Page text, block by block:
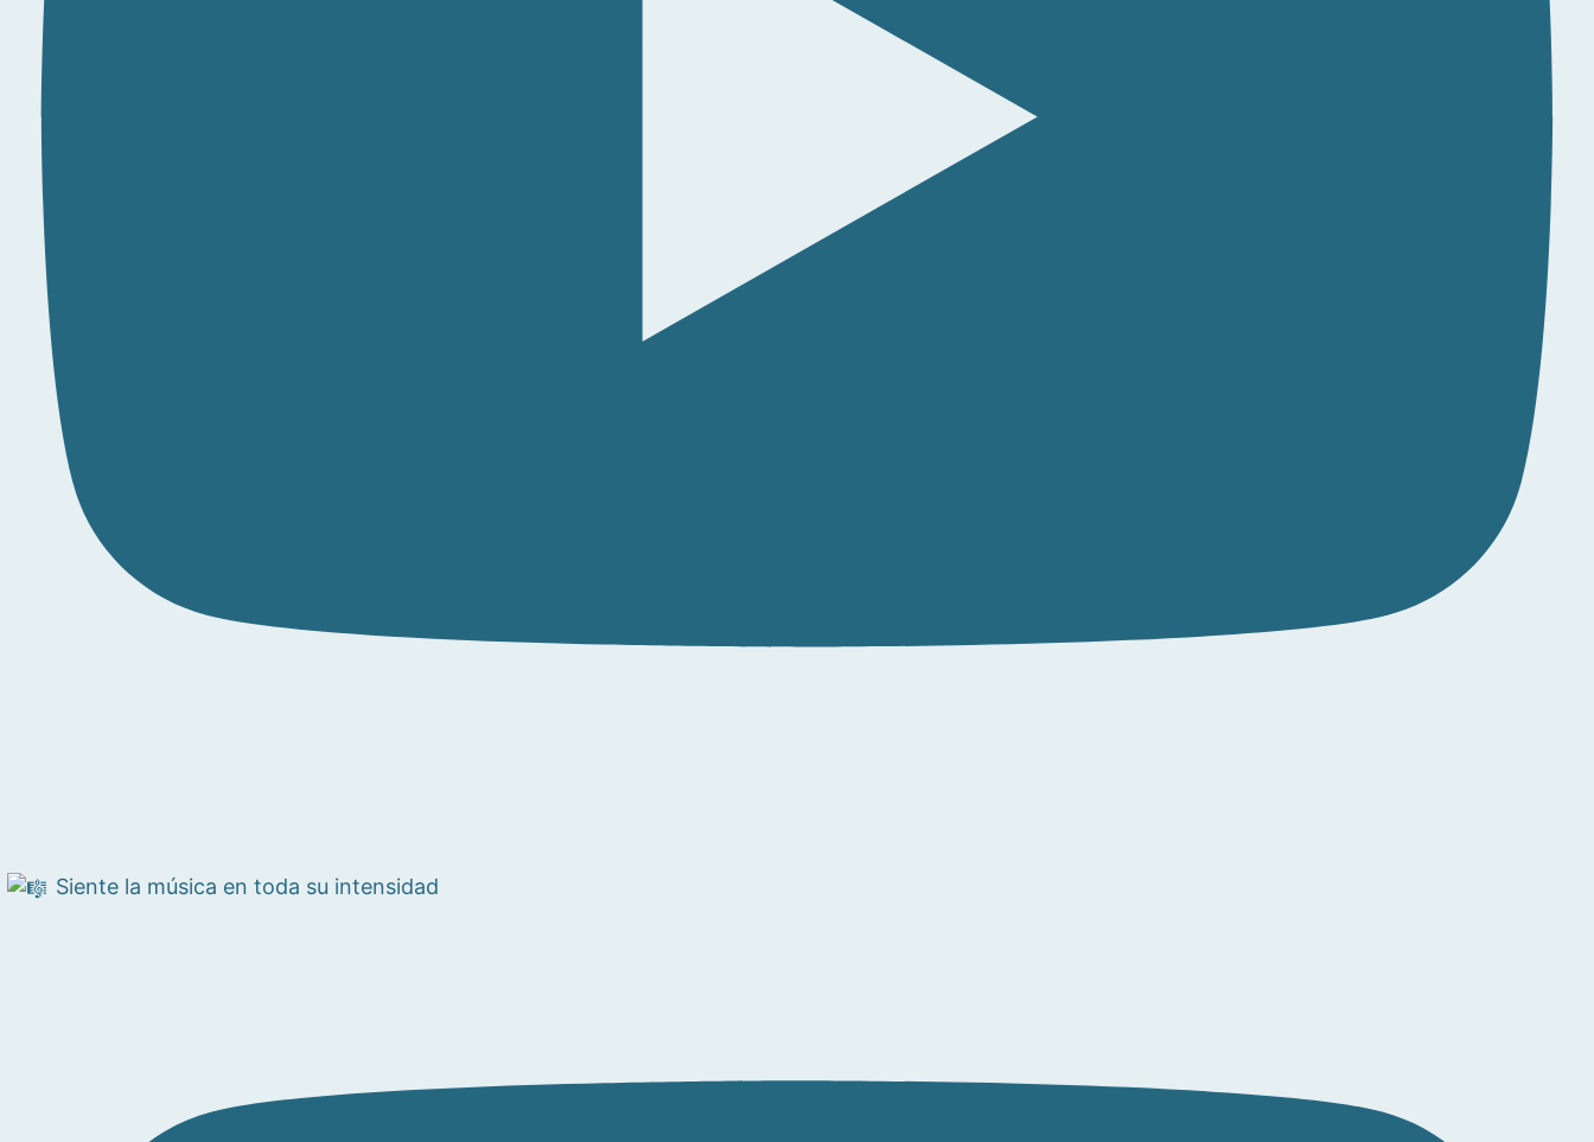
Siente la música en toda su intensidad